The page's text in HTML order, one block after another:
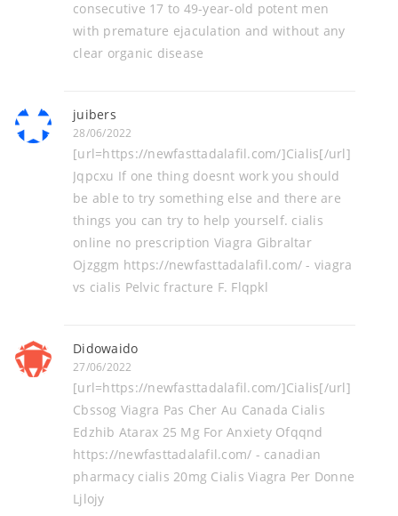
consecutive 17 to 49-year-old potent men
with premature ejaculation and without any
clear organic disease
juibers
28/06/2022
[url=https://newfasttadalafil.com/]Cialis[/url]
Jqpcxu If one thing doesnt work you should
be able to try something else and there are
things you can try to help yourself. cialis
online no prescription Viagra Gibraltar
Ojzggm https://newfasttadalafil.com/ - viagra
vs cialis Pelvic fracture F. Flqpkl
Didowaido
27/06/2022
[url=https://newfasttadalafil.com/]Cialis[/url]
Cbssog Viagra Pas Cher Au Canada Cialis
Edzhib Atarax 25 Mg For Anxiety Ofqqnd
https://newfasttadalafil.com/ - canadian
pharmacy cialis 20mg Cialis Viagra Per Donne
Ljlojy